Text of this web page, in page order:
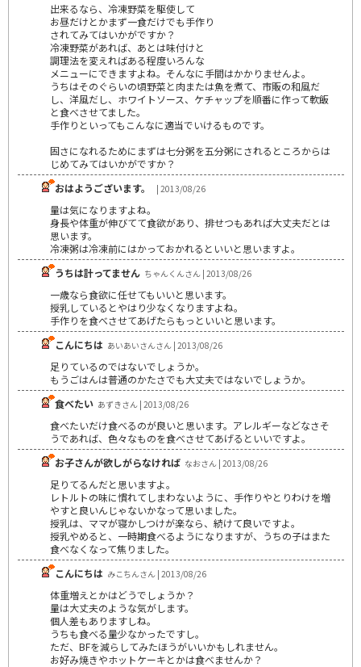
出来るなら、冷凍野菜を駆使して
お昼だけとかまず一食だけでも手作り
されてみてはいかがですか？
冷凍野菜があれば、あとは味付けと
調理法を変えればある程度いろんな
メニューにできますよね。そんなに手間はかかりませんよ。
うちはそのぐらいの頃野菜と肉または魚を煮て、市販の和風だ
し、洋風だし、ホワイトソース、ケチャップを順番に作って軟飯
と食べさせてました。
手作りといってもこんなに適当でいけるものです。
固さになれるためにまずは七分粥を五分粥にされるところからは
じめてみてはいかがですか？
おはようございます。
| 2013/08/26
量は気になりますよね。
身長や体重が伸びてて食欲があり、排せつもあれば大丈夫だとは
思います。
冷凍粥は冷凍前にはかっておかれるといいと思いますよ。
うちは計ってません ちゃんくんさん | 2013/08/26
一歳なら食欲に任せてもいいと思います。
授乳しているとやはり少なくなりますよね。
手作りを食べさせてあげたらもっといいと思います。
こんにちは あいあいさんさん | 2013/08/26
足りているのではないでしょうか。
もうごはんは普通のかたさでも大丈夫ではないでしょうか。
食べたい あずきさん | 2013/08/26
食べたいだけ食べるのが良いと思います。アレルギーなどなさそ
うであれば、色々なものを食べさせてあげるといいですよ。
お子さんが欲しがらなければ なおさん | 2013/08/26
足りてるんだと思いますよ。
レトルトの味に慣れてしまわないように、手作りやとりわけを増
やすと良いんじゃないかなって思いました。
授乳は、ママが寝かしつけが楽なら、続けて良いですよ。
授乳やめると、一時期食べるようになりますが、うちの子はまた
食べなくなって焦りました。
こんにちは みこちんさん | 2013/08/26
体重増えとかはどうでしょうか？
量は大丈夫のような気がします。
個人差もありますしね。
うちも食べる量少なかったですし。
ただ、BFを減らしてみたほうがいいかもしれません。
お好み焼きやホットケーキとかは食べませんか？